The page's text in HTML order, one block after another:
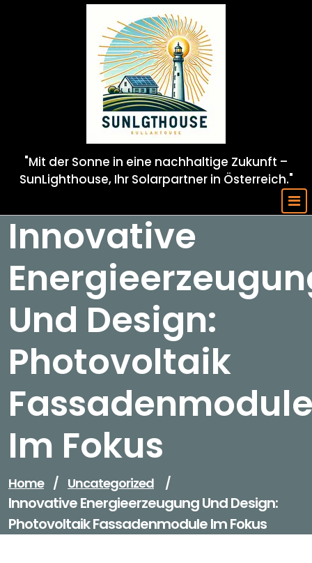
"Mit der Sonne in eine nachhaltige Zukunft –
SunLighthouse, Ihr Solarpartner in Österreich."
Innovative
Und Design:
Photovoltaik
Im Fokus
Home / Uncategorized /
Innovative Energieerzeugung Und Design:
Photovoltaik Fassadenmodule Im Fokus